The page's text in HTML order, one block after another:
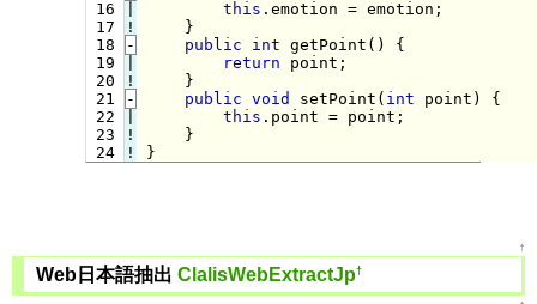
16
17
18
19
20
21
22
23
24
!
-
!
-
!
!
this .emotion = emotion;
}
public
int getPoint() {
return point;
}
public void setPoint( int point) {
this .point = point;
}
↑
Web日本語抽出 ClalisWebExtractJp†